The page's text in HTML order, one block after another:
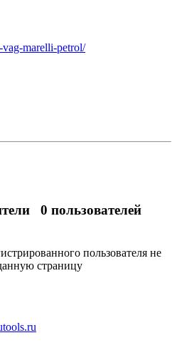
marelli-petrol/
0 пользователей
пользователя не
страницу